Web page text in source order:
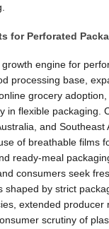
for Perforated
engine for
processing base,
grocery
in flexible packaging.
and Southeast
of breathable films
ready-meal
consumers seek
shaped by strict
extended producer
scrutiny of